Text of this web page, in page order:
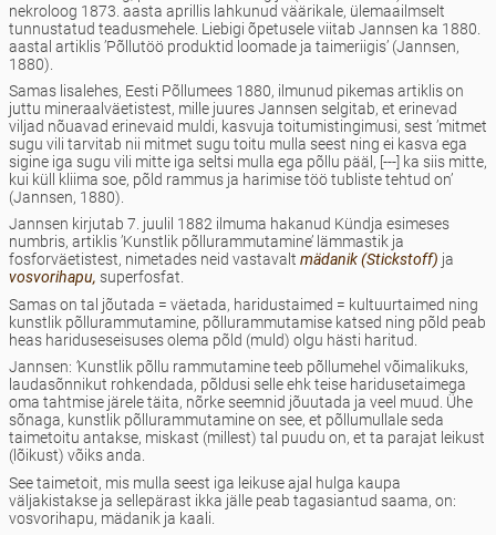
nekroloog 1873. aasta aprillis lahkunud väärikale, ülemaailmselt
tunnustatud teadusmehele. Liebigi õpetusele viitab Jannsen ka 1880.
aastal artiklis ’Põllutöö produktid loomade ja taimeriigis’ (Jannsen,
1880).
Samas lisalehes, Eesti Põllumees 1880, ilmunud pikemas artiklis on
juttu mineraalväetistest, mille juures Jannsen selgitab, et erinevad
viljad nõuavad erinevaid muldi, kasvuja toitumistingimusi, sest ’mitmet
sugu vili tarvitab nii mitmet sugu toitu mulla seest ning ei kasva ega
sigine iga sugu vili mitte iga seltsi mulla ega põllu pääl, [---] ka siis mitte,
kui küll kliima soe, põld rammus ja harimise töö tubliste tehtud on’
(Jannsen, 1880).
Jannsen kirjutab 7. juulil 1882 ilmuma hakanud Kündja esimeses
numbris, artiklis ’Kunstlik põllurammutamine’ lämmastik ja
fosforväetistest, nimetades neid vastavalt mädanik (Stickstoff) ja
vosvorihapu, superfosfat.
Samas on tal jõutada = väetada, haridustaimed = kultuurtaimed ning
kunstlik põllurammutamine, põllurammutamise katsed ning põld peab
heas hariduseseisuses olema põld (muld) olgu hästi haritud.
Jannsen: ’Kunstlik põllu rammutamine teeb põllumehel võimalikuks,
laudasõnnikut rohkendada, põldusi selle ehk teise haridusetaimega
oma tahtmise järele täita, nõrke seemnid jõuutada ja veel muud. Ühe
sõnaga, kunstlik põllurammutamine on see, et põllumullale seda
taimetoitu antakse, miskast (millest) tal puudu on, et ta parajat leikust
(lõikust) võiks anda.
See taimetoit, mis mulla seest iga leikuse ajal hulga kaupa
väljakistakse ja sellepärast ikka jälle peab tagasiantud saama, on:
vosvorihapu, mädanik ja kaali.